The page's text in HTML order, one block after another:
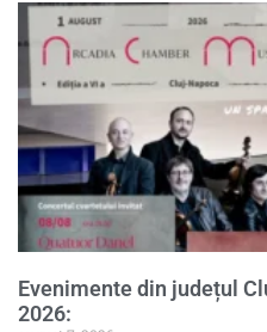
Evenimente din județul
2026: